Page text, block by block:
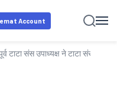
Account
टाटा संस उपाध्यक्ष ने टाटा संस IPO